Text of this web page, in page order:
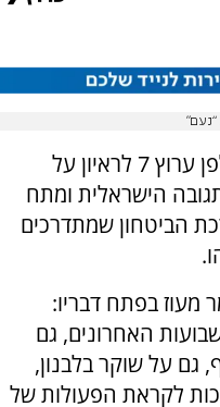
סגן השר אבי מעוז התארח באולפן ערוץ 7 לראיון על
הישראלית ומתח
הביטחון שמתדרכים
מעוז בפתח דבריו:
האחרונים, גם
גם על שוקר בלבנון,
לקראת הפעולות של